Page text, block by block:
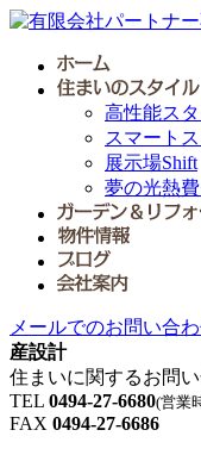
高性能ス
スマート
展示場Shift
夢の光熱
メールでのお問い合
産設計
住まいに関するお問
TEL 0494-27-6680(営業
FAX 0494-27-6686